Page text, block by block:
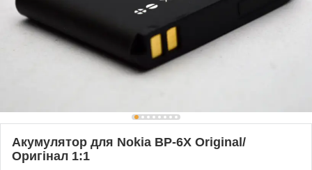
Акумулятор для Nokia BP-6X Original/
Оригінал 1:1